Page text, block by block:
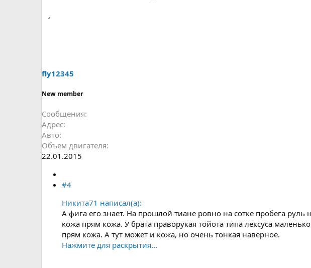
fly12345
New member
Сообщения
Адрес
Авто
Объем двигателя
22.01.2015
#4
Никита71 написал(а):
А фига его знает. На прошлой тиане ровно на сотке пробега
кожа прям кожа. У брата праворукая тойота типа лексуса
прям кожа. А тут может и кожа, но очень тонкая наверное.
Нажмите для раскрытия...